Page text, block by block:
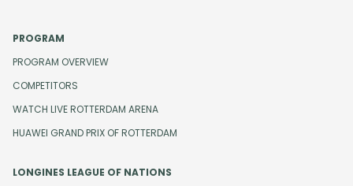
PROGRAM
PROGRAM OVERVIEW
COMPETITORS
WATCH LIVE ROTTERDAM ARENA
HUAWEI GRAND PRIX OF ROTTERDAM
LONGINES LEAGUE OF NATIONS